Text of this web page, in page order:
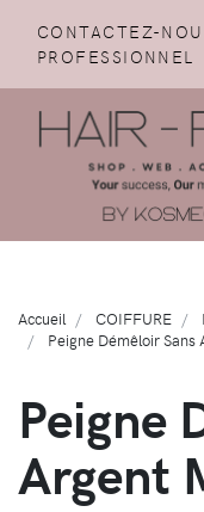
CONTACTEZ-
PROFESSIONNEL
Accueil COIFFURE
Peigne Démêloir
Peigne
Argent